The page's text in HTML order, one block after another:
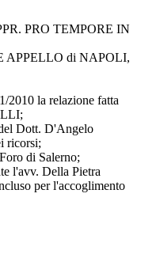
PRO TEMPORE IN
APPELLO di NAPOLI,
la relazione fatta
Dott. D'Angelo
ricorsi;
di Salerno;
l'avv. Della Pietra
per l'accoglimento